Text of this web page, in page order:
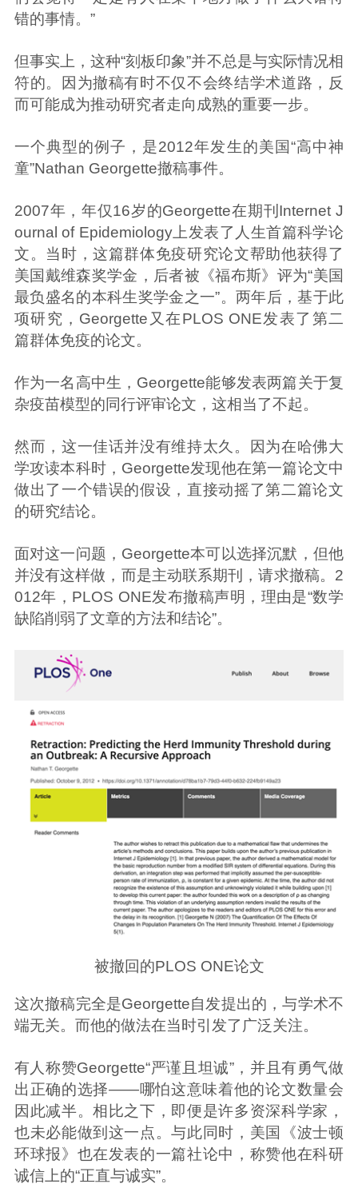
错的事情。”
但事实上，这种“刻板印象”并不总是与实际情况相
符的。因为撤稿有时不仅不会终结学术道路，反
而可能成为推动研究者走向成熟的重要一步。
一个典型的例子，是2012年发生的美国“高中神
童”Nathan Georgette撤稿事件。
2007年，年仅16岁的Georgette在期刊Internet J
ournal of Epidemiology上发表了人生首篇科学论
文。当时，这篇群体免疫研究论文帮助他获得了
美国戴维森奖学金，后者被《福布斯》评为“美国
最负盛名的本科生奖学金之一”。两年后，基于此
项研究，Georgette又在PLOS ONE发表了第二
篇群体免疫的论文。
作为一名高中生，Georgette能够发表两篇关于复
杂疫苗模型的同行评审论文，这相当了不起。
然而，这一佳话并没有维持太久。因为在哈佛大
学攻读本科时，Georgette发现他在第一篇论文中
做出了一个错误的假设，直接动摇了第二篇论文
的研究结论。
面对这一问题，Georgette本可以选择沉默，但他
并没有这样做，而是主动联系期刊，请求撤稿。2
012年，PLOS ONE发布撤稿声明，理由是“数学
缺陷削弱了文章的方法和结论”。
被撤回的PLOS ONE论文
这次撤稿完全是Georgette自发提出的，与学术不
端无关。而他的做法在当时引发了广泛关注。
有人称赞Georgette“严谨且坦诚”，并且有勇气做
出正确的选择——哪怕这意味着他的论文数量会
因此减半。相比之下，即便是许多资深科学家，
也未必能做到这一点。与此同时，美国《波士顿
环球报》也在发表的一篇社论中，称赞他在科研
诚信上的“正直与诚实”。